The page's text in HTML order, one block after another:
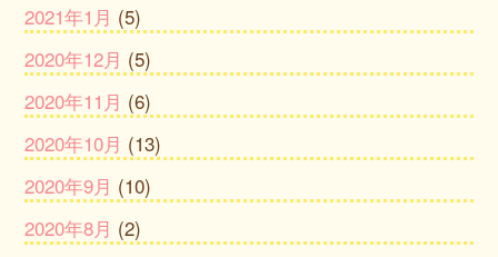
2021年1月 (5)
2020年12月 (5)
2020年11月 (6)
2020年10月 (13)
2020年9月 (10)
2020年8月 (2)